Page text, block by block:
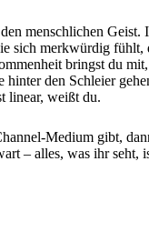
menschlichen
sich merkwürdig fühlt,
bringst du
den Schleier
linear, weißt du.
Medium gibt,
– alles, was ihr seht,